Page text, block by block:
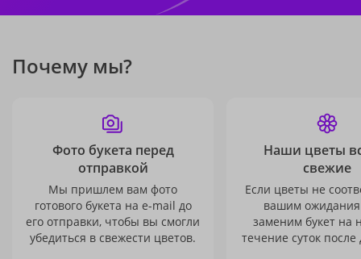
Почему мы?
Фото букета перед
отправкой
Мы пришлем вам фото
готового букета на e-mail до
его отправки, чтобы вы смогли
убедиться в свежести цветов.
Наши цветы
свежие
Если цветы не
вашим
заменим букет на
течение суток после